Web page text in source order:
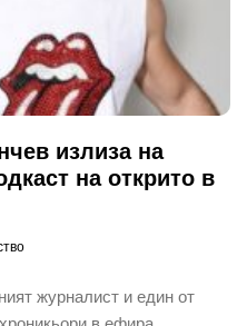
излиза на
на открито в
журналист и един от